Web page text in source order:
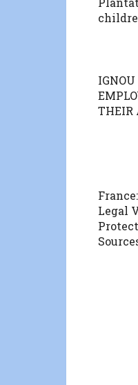
IGNOU
THEIR
Legal